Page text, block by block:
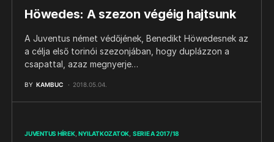
Höwedes: A szezon végéig hajtsunk
A Juventus német védőjének, Benedikt Höwedesnek az
a célja első torinói szezonjában, hogy duplázzon a
csapattal, azaz megnyerje…
BY KAMBUC 2018.05.04.
JUVENTUS HÍREK NYILATKOZATOK SERIE A 2017/18